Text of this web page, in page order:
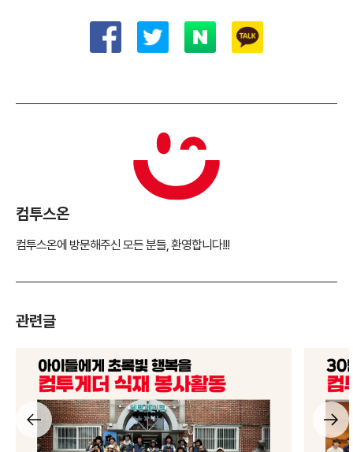
컴투스온
컴투스온에 방문해주신 모든 분들, 환영합니다!!!
관련글